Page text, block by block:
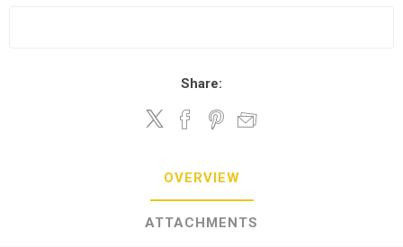
Share:
OVERVIEW
ATTACHMENTS